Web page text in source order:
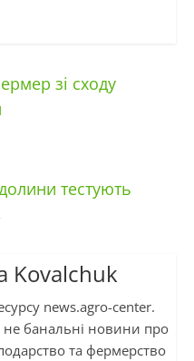
зі сходу
тестують
Kovalchuk
news.agro-center.
не банальні новини про
та фермерство